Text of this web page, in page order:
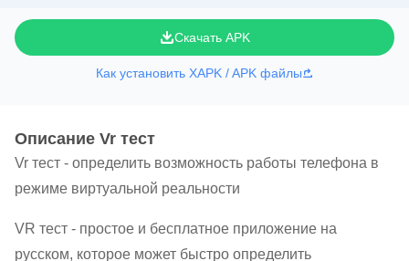
Скачать APK
Как установить XAPK / APK файлы
Oписание Vr тест
Vr тест - определить возможность работы телефона в
режиме виртуальной реальности
VR тест - простое и бесплатное приложение на
русском, которое может быстро определить